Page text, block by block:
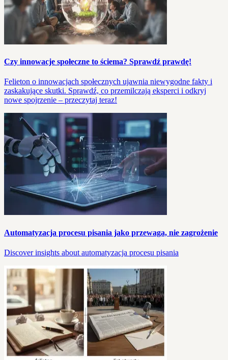
Czy innowacje społeczne to ściema? Sprawdź prawdę!
Felieton o innowacjach społecznych ujawnia niewygodne fakty i
zaskakujące skutki. Sprawdź, co przemilczają eksperci i odkryj
nowe spojrzenie – przeczytaj teraz!
Automatyzacja procesu pisania jako przewaga, nie zagrożenie
Discover insights about automatyzacja procesu pisania